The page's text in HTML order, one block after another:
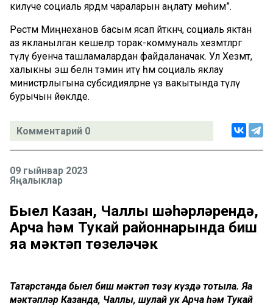
килүче социаль ярдәм чараларын аңлату мөһим”.
Рөстәм Миңнеханов басым ясап әйткәнчә, социаль яктан
аз якланылган кешеләр торак-коммуналь хезмәтләргә
түләү буенча ташламалардан файдаланачак. Ул Хезмәт,
халыкны эш белән тәэмин итү һәм социаль яклау
министрлыгына субсидияләрне үз вакытында түләү
бурычын йөкләде.
Комментарий 0
09 гыйнвар 2023
Яңалыклар
Быел Казан, Чаллы шәһәрләрендә,
Арча һәм Тукай районнарында биш
яңа мәктәп төзеләчәк
Татарстанда быел биш мәктәп төзү күздә тотыла. Яңа
мәктәпләр Казанда, Чаллы, шулай ук Арча һәм Тукай